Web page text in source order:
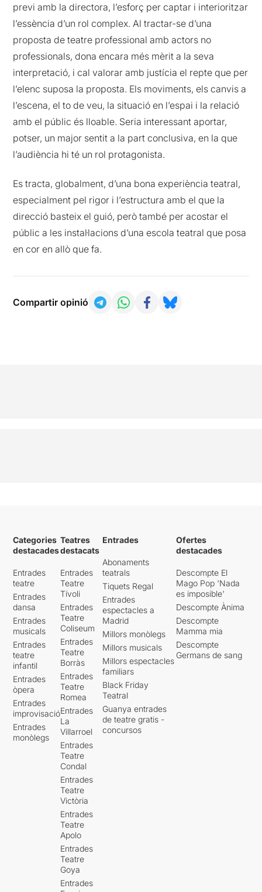
previ amb la directora, l’esforç per captar i interioritzar
l’essència d’un rol complex. Al tractar-se d’una
proposta de teatre professional amb actors no
professionals, dona encara més mèrit a la seva
interpretació, i cal valorar amb justícia el repte que per
l’elenc suposa la proposta. Els moviments, els canvis a
l’escena, el to de veu, la situació en l’espai i la relació
amb el públic és lloable. Seria interessant aportar,
potser, un major sentit a la part conclusiva, en la que
l’audiència hi té un rol protagonista.
Es tracta, globalment, d’una bona experiència teatral,
especialment pel rigor i l’estructura amb el que la
direcció basteix el guió, però també per acostar el
públic a les instal·lacions d’una escola teatral que posa
en cor en allò que fa.
Compartir opinió
Categories
destacades
Entrades
teatre
Entrades
dansa
Entrades
musicals
Entrades
teatre
infantil
Entrades
òpera
Entrades
improvisació
Entrades
monòlegs
Teatres
destacats
Entrades
Teatre
Tívoli
Entrades
Teatre
Coliseum
Entrades
Teatre
Borràs
Entrades
Teatre
Romea
Entrades
La
Villarroel
Entrades
Teatre
Condal
Entrades
Teatre
Victòria
Entrades
Teatre
Apolo
Entrades
Teatre
Goya
Entrades
Entrades
Abonaments
teatrals
Tiquets Regal
Entrades
espectacles a
Madrid
Millors monòlegs
Millors musicals
Millors espectacles
familiars
Black Friday
Teatral
Guanya entrades
de teatre gratis -
concursos
Ofertes
destacades
Descompte El
Mago Pop 'Nada
es imposible'
Descompte Ànima
Descompte
Mamma mia
Descompte
Germans de sang